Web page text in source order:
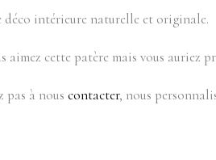
déco intérieure naturelle et originale.
aimez cette patère mais vous auriez
pas à nous contacter, nous